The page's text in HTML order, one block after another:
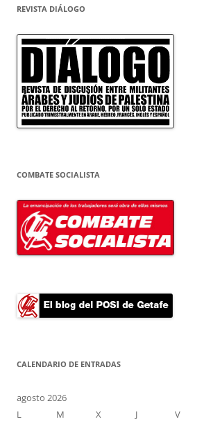
REVISTA DIÁLOGO
COMBATE SOCIALISTA
CALENDARIO DE ENTRADAS
agosto 2026
L
M X J V